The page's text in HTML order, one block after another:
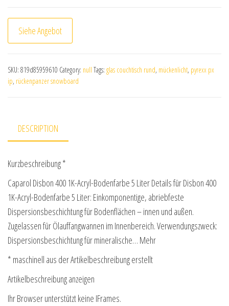
Siehe Angebot
SKU: 819d85959610 Category: null Tags: glas couchtisch rund, mückenlicht, pyrexx px
ip, rückenpanzer snowboard
DESCRIPTION
Kurzbeschreibung *
Caparol Disbon 400 1K-Acryl-Bodenfarbe 5 Liter Details für Disbon 400
1K-Acryl-Bodenfarbe 5 Liter: Einkomponentige, abriebfeste
Dispersionsbeschichtung für Bodenflächen – innen und außen.
Zugelassen für Ölauffangwannen im Innenbereich. Verwendungszweck:
Dispersionsbeschichtung für mineralische… Mehr
* maschinell aus der Artikelbeschreibung erstellt
Artikelbeschreibung anzeigen
Ihr Browser unterstützt keine IFrames.